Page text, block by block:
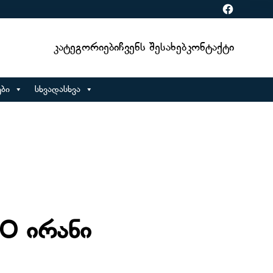
Facebook
ᲙატეგორიებიᲩვენს ᲨესახებᲙონტაქტი
სხვადასხვა
ირანი